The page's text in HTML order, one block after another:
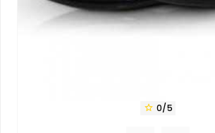
 0/5